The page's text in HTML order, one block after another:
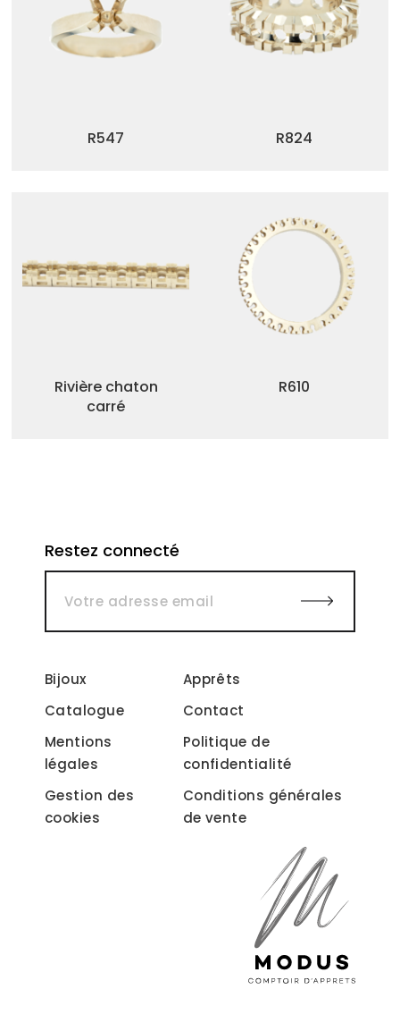
R547 R824
Rivière chaton
carré
R610
Restez connecté
Bijoux
Catalogue
Mentions
légales
Gestion des
cookies
Apprêts
Contact
Politique de
confidentialité
Conditions générales
de vente